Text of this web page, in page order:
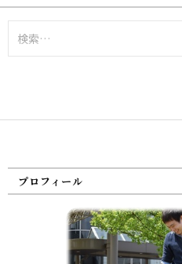
索:
プロフィール